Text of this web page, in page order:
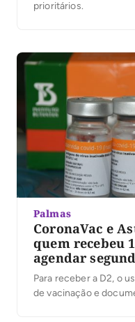
prioritários.
Palmas
CoronaVac e
quem recebeu
agendar
Para receber a D2, o
de vacinação e